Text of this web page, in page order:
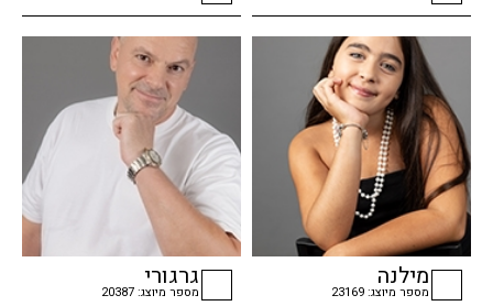
checkbox
checkbox
מילנה
מספר מיוצג: 23169
גרגורי
מספר מיוצג: 20387